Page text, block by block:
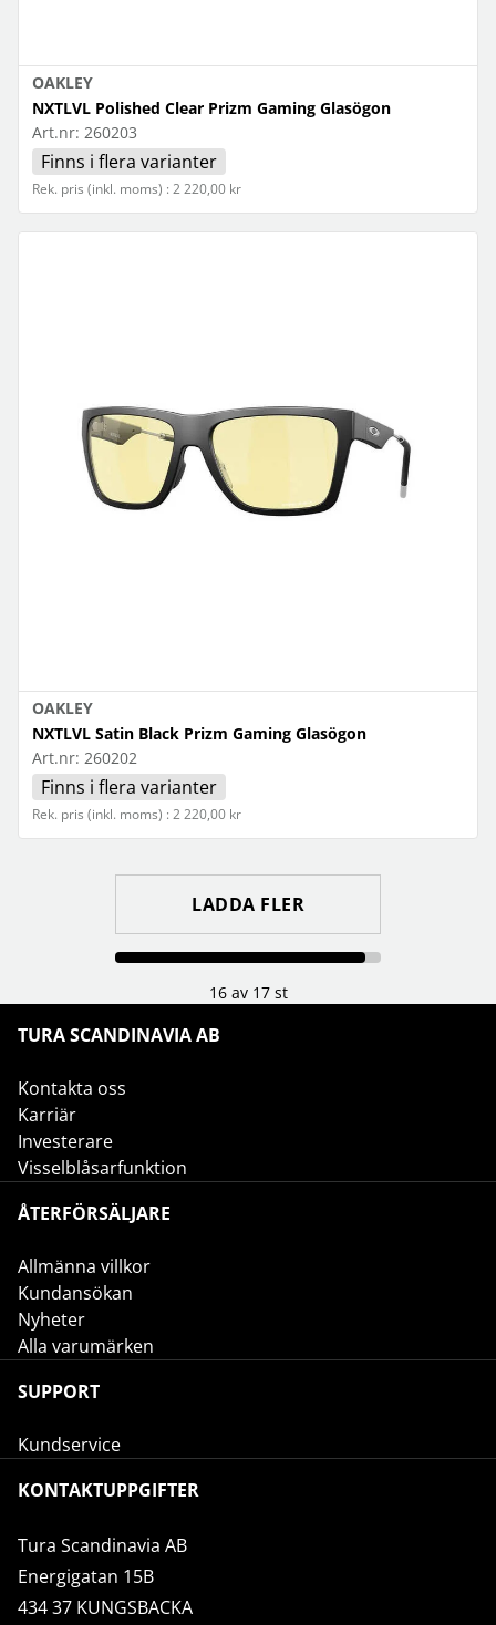
OAKLEY
NXTLVL Polished Clear Prizm Gaming Glasögon
Art.nr: 260203
Finns i flera varianter
Rek. pris (inkl. moms) : 2 220,00 kr
OAKLEY
NXTLVL Satin Black Prizm Gaming Glasögon
Art.nr: 260202
Finns i flera varianter
Rek. pris (inkl. moms) : 2 220,00 kr
LADDA FLER
16 av 17 st
TURA SCANDINAVIA AB
Kontakta oss
Karriär
Investerare
Visselblåsarfunktion
ÅTERFÖRSÄLJARE
Allmänna villkor
Kundansökan
Nyheter
Alla varumärken
SUPPORT
Kundservice
KONTAKTUPPGIFTER
Tura Scandinavia AB
Energigatan 15B
434 37 KUNGSBACKA